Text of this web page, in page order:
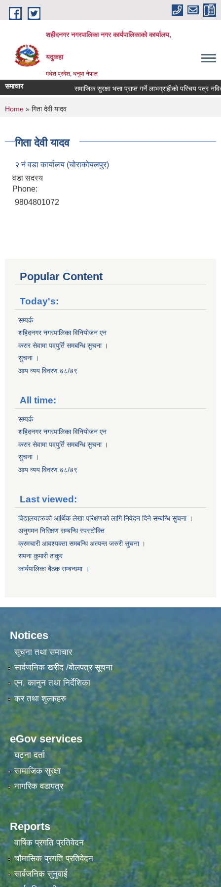
Skip to main content
शहीदनगर नगरपालिका नगर कार्यपालिकाको कार्यालय,
यदुकहा
मधेश प्रदेश, धनुषा नेपाल
समाचार समाजिक सुरक्षा भत्ता प्राप्त गर्ने लाभग्राहीको परिचय पत्र
You are here
Home » गिता देवी यादव
गिता देवी यादव
२ नं वडा कार्यालय (चोराकोयलपुर)
वडा सदस्य
Phone:
9804801072
Popular Content
Today's:
सम्पर्क
शहिदनगर नगरपालिका विनियोजन एन
करार सेवामा पदपुर्ति समबन्धि सुचना ।
सुचना ।
आय व्यय विवरण ७८/७९
All time:
सम्पर्क
शहिदनगर नगरपालिका विनियोजन एन
करार सेवामा पदपुर्ति समबन्धि सुचना ।
सुचना ।
आय व्यय विवरण ७८/७९
Last viewed:
विद्यालयहरुको आर्थिक लेखा परिक्षणको लागि निवेदन दिने सम्बन्धि सुचना ।
अनुगमन निरिक्षण सम्बन्धि स्पस्टोक्ति
क्रमचारी आवश्यक्ता समबन्धि अत्यन्त जरुरी सुचना ।
सपना कुमारी ठाकुर
कार्यपालिका बैठक सम्बन्धमा ।
Notices
सूचना तथा समाचार
सार्वजनिक खरीद /बोलपत्र सूचना
एन, कानुन तथा निर्देशिका
कर तथा शुल्कहरु
eGov services
घटना दर्ता
सामाजिक सुरक्षा
नागरिक वडापत्र
Reports
वार्षिक प्रगति प्रतिवेदन
चौमासिक प्रगति प्रतिवेदन
सार्वजनिक सुनुवाई